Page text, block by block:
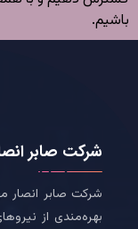
باشیم.
شرکت صابر
بهره‌مندی از